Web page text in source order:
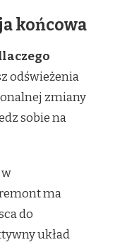
końcowa
odświeżenia
zmiany
sobie na
w
ma
do
układ